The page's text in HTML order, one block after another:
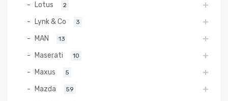
Lotus 2
Lynk & Co 3
MAN 13
Maserati 10
Maxus 5
Mazda 59